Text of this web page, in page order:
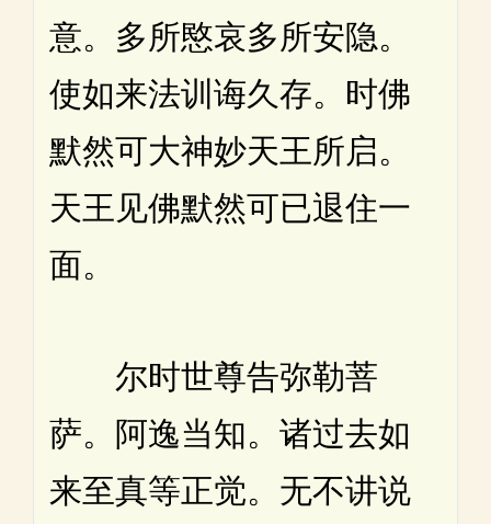
意。多所愍哀多所安隐。
使如来法训诲久存。时佛
默然可大神妙天王所启。
天王见佛默然可已退住一
面。
尔时世尊告弥勒菩
萨。阿逸当知。诸过去如
来至真等正觉。无不讲说